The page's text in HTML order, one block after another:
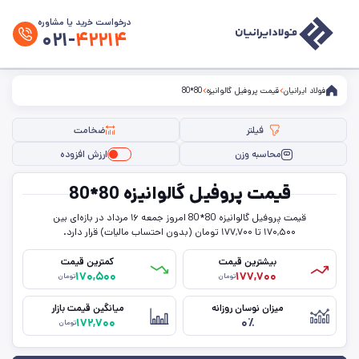
درخواست خرید یا مشاوره
۰۲۱-۴۲۲۱۴
فولاد ایرانیان قیمت پروفیل گالوانیزه 80*80
فیلتر ها
سایز
ضخامت
حذف تمامی فیلترها
فیلتر
ضخامت
محاسبه وزن
ارزش افزوده
قیمت پروفیل گالوانیزه 80*80
قیمت پروفیل گالوانیزه 80*80 امروز جمعه ۱۶ مرداد در بازه‌ای بین
۱۷۰,۵۰۰ تا ۱۷۷,۷۰۰ تومان (بدون احتساب مالیات) قرار دارد.
بیشترین قیمت
۱۷۷,۷۰۰تومان
کمترین قیمت
۱۷۰,۵۰۰تومان
میزان نوسان روزانه
۰٪
میانگین قیمت بازار
۱۷۲,۷۰۰تومان